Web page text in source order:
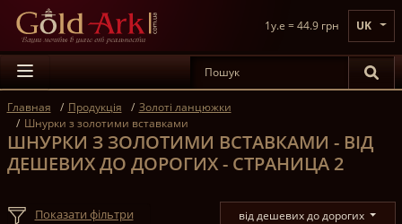
UK
1y.e = 44.9 грн
Главная Продукція
Золоті ланцюжки
Шнурки з золотими вставками
ШНУРКИ З ЗОЛОТИМИ ВСТАВКАМИ - ВІД
ДЕШЕВИХ ДО ДОРОГИХ - СТРАНИЦА 2
від дешевих до дорогих
Показати фільтри